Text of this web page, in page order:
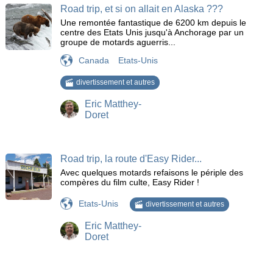
Road trip, et si on allait en Alaska ???
Une remontée fantastique de 6200 km depuis le
centre des Etats Unis jusqu'à Anchorage par un
groupe de motards aguerris...
Canada
Etats-Unis
divertissement et autres
Eric Matthey-
Doret
Road trip, la route d'Easy Rider...
Avec quelques motards refaisons le périple des
compères du film culte, Easy Rider !
Etats-Unis divertissement et autres
Eric Matthey-
Doret